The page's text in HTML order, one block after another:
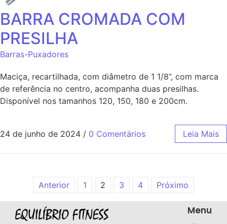
BARRA CROMADA COM
PRESILHA
Barras-Puxadores
Maciça, recartilhada, com diâmetro de 1 1/8”, com marca
de referência no centro, acompanha duas presilhas.
Disponível nos tamanhos 120, 150, 180 e 200cm.
24 de junho de 2024 / 0 Comentários Leia Mais
Anterior 1 2 3 4 Próximo
Menu